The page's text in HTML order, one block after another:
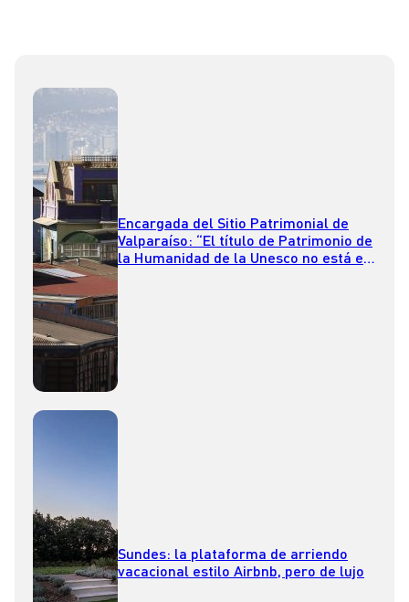
Encargada del Sitio Patrimonial de
Valparaíso: “El título de Patrimonio de
la Humanidad de la Unesco no está en
Sundes: la plataforma de arriendo
vacacional estilo Airbnb, pero de lujo